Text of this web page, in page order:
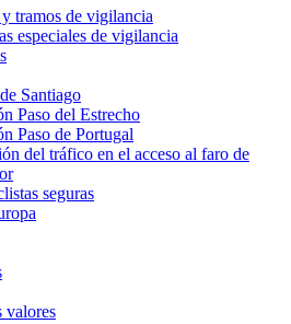
tramos de vigilancia
especiales de vigilancia
Santiago
Paso del Estrecho
Paso de Portugal
del tráfico en el acceso al faro de
seguras
valores